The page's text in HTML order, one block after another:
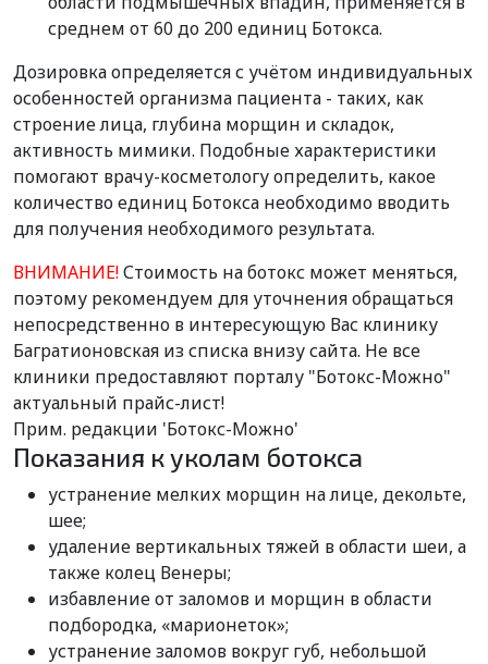
среднем от 60 до 200 единиц Ботокса.
Дозировка определяется с учётом индивидуальных
особенностей организма пациента - таких, как
строение лица, глубина морщин и складок,
активность мимики. Подобные характеристики
помогают врачу-косметологу определить, какое
количество единиц Ботокса необходимо вводить
для получения необходимого результата.
ВНИМАНИЕ!Стоимость на ботокс может меняться,
поэтому рекомендуем для уточнения обращаться
непосредственно в интересующую Вас клинику
Багратионовская из списка внизу сайта. Не все
клиники предоставляют порталу "Ботокс-Можно"
актуальный прайс-лист!
Прим. редакции 'Ботокс-Можно'
Показания к уколам ботокса
устранение мелких морщин на лице, декольте,
шее;
удаление вертикальных тяжей в области шеи, а
также колец Венеры;
избавление от заломов и морщин в области
подбородка, «марионеток»;
устранение заломов вокруг губ, небольшой